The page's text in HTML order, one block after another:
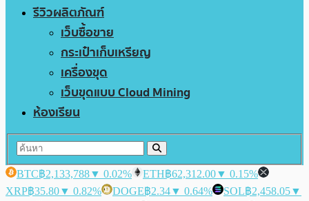
รีวิวผลิตภัณฑ์
เว็บซื้อขาย
กระเป๋าเก็บเหรียญ
เครื่องขุด
เว็บขุดแบบ Cloud Mining
ห้องเรียน
BTC฿2,133,788▼ 0.02% ETH฿62,312.00▼ 0.15%
XRP฿35.80▼ 0.82% DOGE฿2.34▼ 0.64% SOL฿2,458.05▼